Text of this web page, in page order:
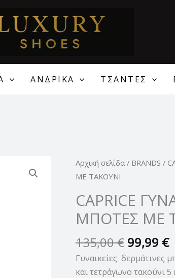
ΑΝΔΡΙΚΑ ΤΣΑΝΤΕΣ
Αρχική σελίδα/ BRANDS /
ΜΕ ΤΑΚΟΥΝΙ
CAPRICE
ΜΠΟΤΕΣ ΜΕ
135,00€
Original
135,00
99,99 €
Γυναικείες δερμάτινες
και τετράγωνο τακούνι
CAPRICE
ΓΥΝΑΙΚΕΙΕΣ
ΜΠΟΤΕΣ
ΜΕ
ποσότητα